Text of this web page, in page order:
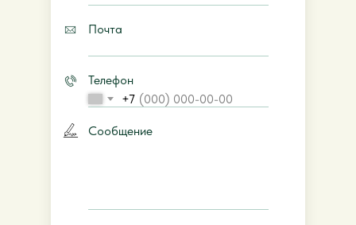
Почта
Телефон
+7
Сообщение